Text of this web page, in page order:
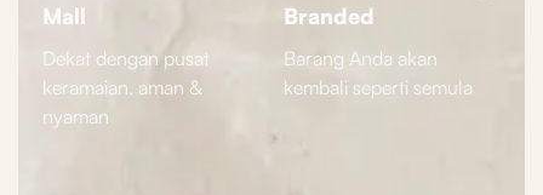
Mall
Dekat dengan pusat
keramaian, aman &
nyaman
Branded
Barang Anda akan
kembali seperti semula